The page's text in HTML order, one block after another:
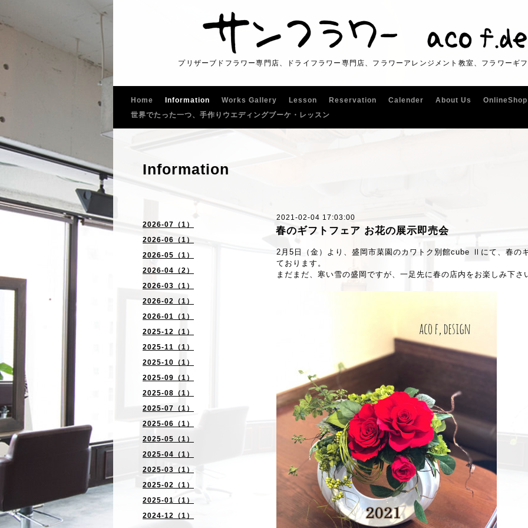
プリザーブドフラワー専門店、ドライフラワー専門店、フラワーアレンジメント教室、フラワーギ
Home Information Works Gallery Lesson Reservation Calender About Us
OnlineShop
世界でたった一つ、手作りウエディングブーケ・レッスン
2026-07（1）
2026-06（1）
2026-05（1）
2026-04（2）
2026-03（1）
2026-02（1）
2026-01（1）
2025-12（1）
2025-11（1）
2025-10（1）
2025-09（1）
2025-08（1）
2025-07（1）
2025-06（1）
2025-05（1）
2025-04（1）
2025-03（1）
2025-02（1）
2025-01（1）
2024-12（1）
Information
2021-02-04 17:03:00
春のギフトフェア お花の展示即売会
2月5日（金）より、盛岡市菜園のカワトク別館cube Ⅱにて、春の
ております。
まだまだ、寒い雪の盛岡ですが、一足先に春の店内をお楽しみ下さ